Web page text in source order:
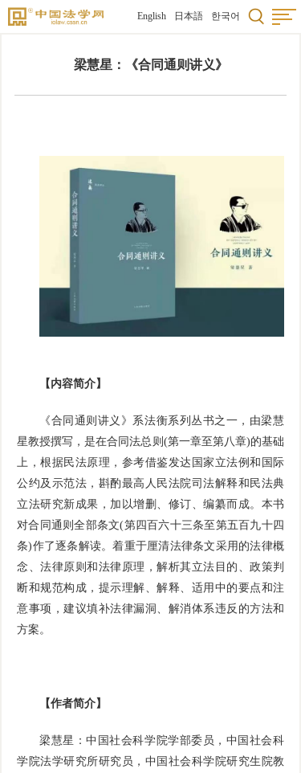
English 日本語 한국어
梁慧星：《合同通则讲义》
【内容简介】
《合同通则讲义》系法衡系列丛书之一，由梁慧
星教授撰写，是在合同法总则 (第一章至第八章)的基础
上，根据民法原理，参考借鉴发达国家立法例和国际
公约及示范法，斟酌最高人民法院司法解释和民法典
立法研究新成果，加以增删、修订、编纂而成。本书
对合同通则全部条文(第四百六十三条至第五百九十四
条)作了逐条解读。着重于厘清法律条文采用的法律概
念、法律原则和法律原理，解析其立法目的、政策判
断和规范构成，提示理解、解释、适用中的要点和注
意事项，建议填补法律漏洞、解消体系违反的方法和
方案。
【作者简介】
梁慧星：中国社会科学院学部委员，中国社会科
学院法学研究所研究员，中国社会科学院研究生院教